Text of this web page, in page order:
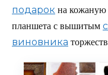
подарок на
планшета с вышитым
виновника